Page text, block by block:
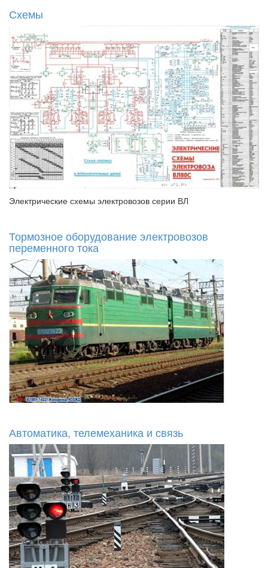
Схемы
Электрические схемы электровозов серии ВЛ
Тормозное оборудование электровозов
переменного тока
Автоматика, телемеханика и связь